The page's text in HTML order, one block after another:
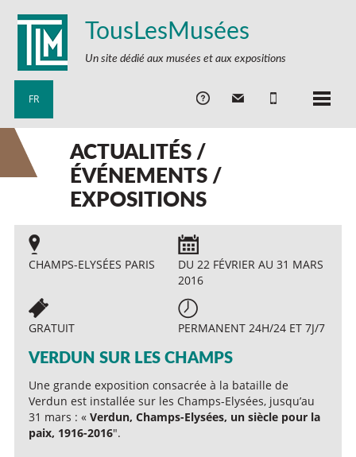
TousLesMusées
Un site dédié aux musées et aux expositions
FR
ACTUALITÉS /
ÉVÉNEMENTS /
EXPOSITIONS
CHAMPS-ELYSÉES PARIS
DU 22 FÉVRIER AU 31 MARS
2016
GRATUIT PERMANENT 24H/24 ET 7J/7
VERDUN SUR LES CHAMPS
Une grande exposition consacrée à la bataille de
Verdun est installée sur les Champs-Elysées, jusqu’au
31 mars : « Verdun, Champs-Elysées, un siècle pour la
paix, 1916-2016″.